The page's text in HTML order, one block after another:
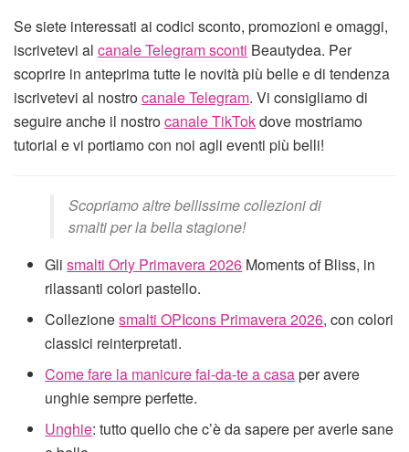
Se siete interessati ai codici sconto, promozioni e omaggi,
iscrivetevi al canale Telegram sconti Beautydea. Per
scoprire in anteprima tutte le novità più belle e di tendenza
iscrivetevi al nostrocanale Telegram. Vi consigliamo di
seguire anche il nostrocanale TikTokdove mostriamo
tutorial e vi portiamo con noi agli eventi più belli!
Scopriamo altre bellissime collezioni di
smalti per la bella stagione!
Glismalti Orly Primavera 2026 Moments of Bliss, in
rilassanti colori pastello.
Collezionesmalti OPIcons Primavera 2026, con colori
classici reinterpretati.
Come fare la manicure fai-da-te a casaper avere
unghie sempre perfette.
Unghie: tutto quello che c’è da sapere per averle sane